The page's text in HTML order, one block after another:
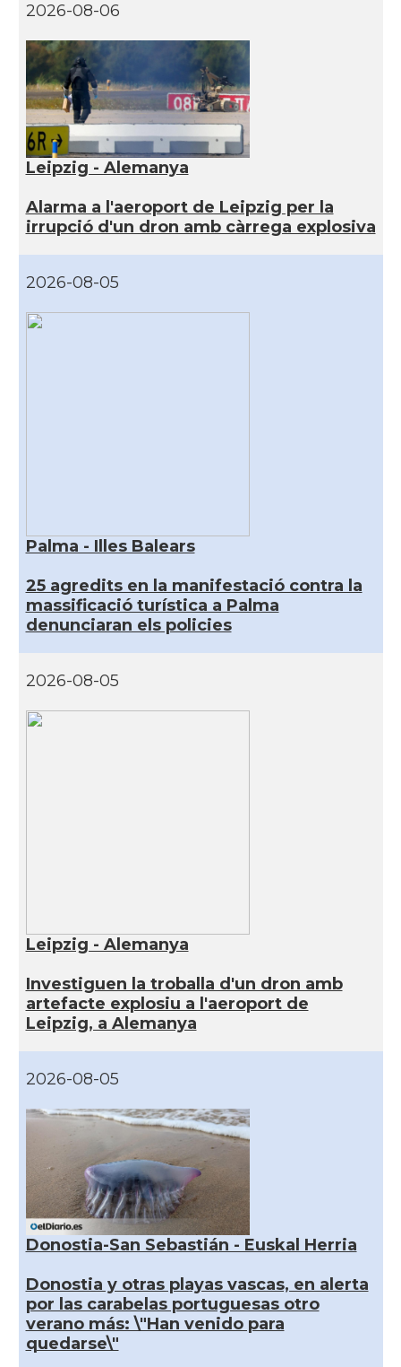
2026-08-06
Leipzig - Alemanya
Alarma a l'aeroport de Leipzig per la
irrupció d'un dron amb càrrega explosiva
2026-08-05
Palma - Illes Balears
25 agredits en la manifestació contra la
massificació turística a Palma
denunciaran els policies
2026-08-05
Leipzig - Alemanya
Investiguen la troballa d'un dron amb
artefacte explosiu a l'aeroport de
Leipzig, a Alemanya
2026-08-05
Donostia-San Sebastián - Euskal Herria
Donostia y otras playas vascas, en alerta
por las carabelas portuguesas otro
verano más: \"Han venido para
quedarse\"